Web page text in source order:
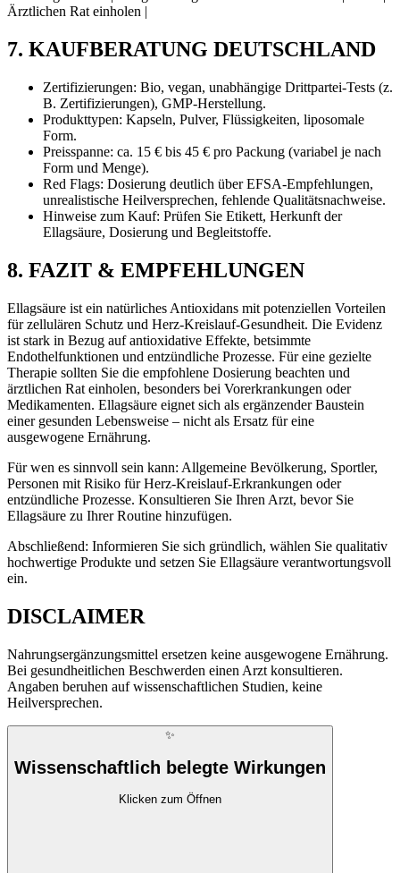
Ärztlichen Rat einholen |
7. KAUFBERATUNG DEUTSCHLAND
Zertifizierungen: Bio, vegan, unabhängige Drittpartei-Tests (z.
B. Zertifizierungen), GMP-Herstellung.
Produkttypen: Kapseln, Pulver, Flüssigkeiten, liposomale
Form.
Preisspanne: ca. 15 € bis 45 € pro Packung (variabel je nach
Form und Menge).
Red Flags: Dosierung deutlich über EFSA-Empfehlungen,
unrealistische Heilversprechen, fehlende Qualitätsnachweise.
Hinweise zum Kauf: Prüfen Sie Etikett, Herkunft der
Ellagsäure, Dosierung und Begleitstoffe.
8. FAZIT & EMPFEHLUNGEN
Ellagsäure ist ein natürliches Antioxidans mit potenziellen Vorteilen
für zellulären Schutz und Herz-Kreislauf-Gesundheit. Die Evidenz
ist stark in Bezug auf antioxidative Effekte, betsimmte
Endothelfunktionen und entzündliche Prozesse. Für eine gezielte
Therapie sollten Sie die empfohlene Dosierung beachten und
ärztlichen Rat einholen, besonders bei Vorerkrankungen oder
Medikamenten. Ellagsäure eignet sich als ergänzender Baustein
einer gesunden Lebensweise – nicht als Ersatz für eine
ausgewogene Ernährung.
Für wen es sinnvoll sein kann: Allgemeine Bevölkerung, Sportler,
Personen mit Risiko für Herz-Kreislauf-Erkrankungen oder
entzündliche Prozesse. Konsultieren Sie Ihren Arzt, bevor Sie
Ellagsäure zu Ihrer Routine hinzufügen.
Abschließend: Informieren Sie sich gründlich, wählen Sie qualitativ
hochwertige Produkte und setzen Sie Ellagsäure verantwortungsvoll
ein.
DISCLAIMER
Nahrungsergänzungsmittel ersetzen keine ausgewogene Ernährung.
Bei gesundheitlichen Beschwerden einen Arzt konsultieren.
Angaben beruhen auf wissenschaftlichen Studien, keine
Heilversprechen.
✨
Wissenschaftlich belegte Wirkungen
Klicken zum Öffnen